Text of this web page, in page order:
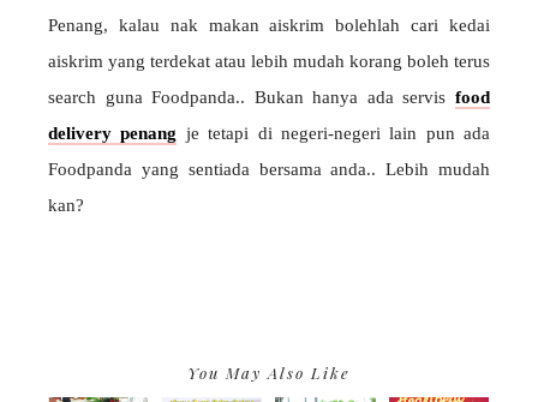
Penang, kalau nak makan aiskrim bolehlah cari kedai
aiskrim yang terdekat atau lebih mudah korang boleh terus
search guna Foodpanda.. Bukan hanya ada servis food
delivery penang je tetapi di negeri-negeri lain pun ada
Foodpanda yang sentiada bersama anda.. Lebih mudah
kan?
You May Also Like